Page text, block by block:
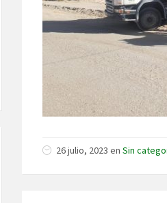
26 julio, 2023 en Sin